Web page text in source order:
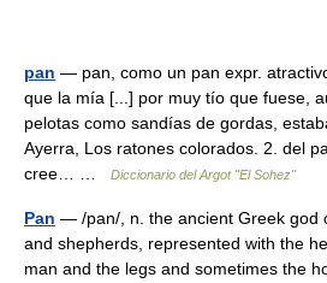
pan — pan, como un pan expr.
que la mía [...] por muy tío que fuese,
pelotas como sandías de gordas,
Ayerra, Los ratones colorados. 2. del
cree… …
Diccionario del Argot "El Sohez"
Pan — /pan/, n. the ancient Greek god
and shepherds, represented with the
man and the legs and sometimes the